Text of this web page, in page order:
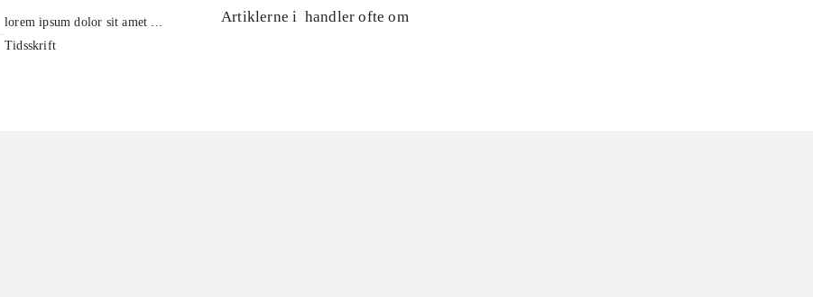
lorem ipsum dolor sit amet ...
Tidsskrift
Artiklerne i handler ofte om